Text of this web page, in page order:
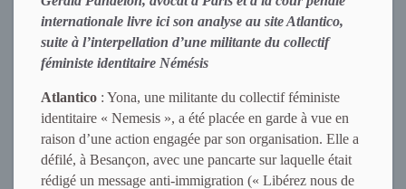
internationale livre ici son analyse au site Atlantico,
suite à l’interpellation d’une militante du collectif
féministe identitaire Némésis
Atlantico : Yona, une militante du collectif féministe
identitaire « Nemesis », a été placée en garde à vue en
raison d’une action engagée par son organisation. Elle a
défilé, à Besançon, avec une pancarte sur laquelle était
rédigé un message anti-immigration (« Libérez nous de